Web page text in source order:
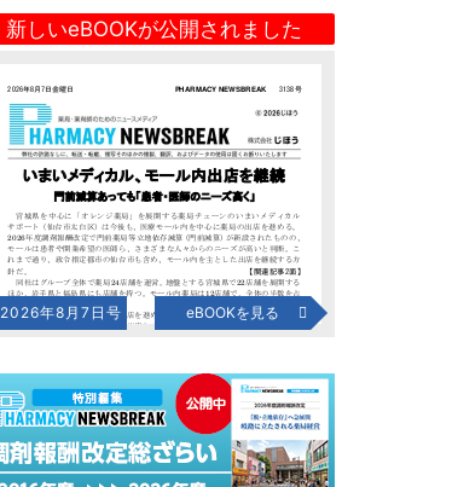
新しいeBOOKが公開されました
2026年8月7日号 eBOOKを見る